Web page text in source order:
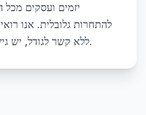
להתחרות גלובלית. אנו
ללא קשר לגודל, יש גישה לכלים ברמת ארגון.